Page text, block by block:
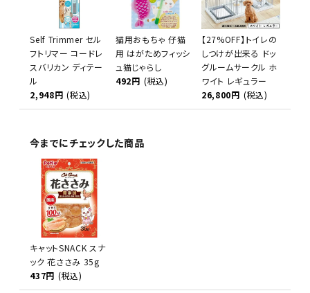
Self Trimmer セル
フトリマー コードレ
スバリカン ディテー
ル
2,948円 (税込)
猫用おもちゃ 仔猫
用 はがためフィッシ
ュ猫じゃらし
492円 (税込)
【27%OFF】トイレの
しつけが出来る ドッ
グルームサークル ホ
ワイト レギュラー
26,800円 (税込)
今までにチェックした商品
キャットSNACK スナ
ック 花ささみ 35g
437円 (税込)